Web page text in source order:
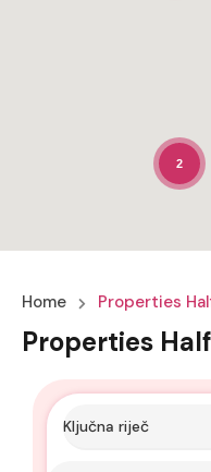
2
Home Properties
Properties